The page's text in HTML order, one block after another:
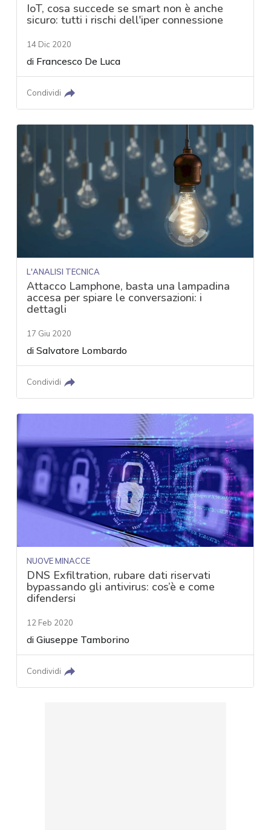
IoT, cosa succede se smart non è anche
sicuro: tutti i rischi dell'iper connessione
14 Dic 2020
di Francesco De Luca
Condividi
L'ANALISI TECNICA
Attacco Lamphone, basta una lampadina
accesa per spiare le conversazioni: i
dettagli
17 Giu 2020
diSalvatore Lombardo
Condividi
NUOVE MINACCE
DNS Exfiltration, rubare dati riservati
bypassando gli antivirus: cos’è e come
difendersi
12 Feb 2020
diGiuseppe Tamborino
Condividi